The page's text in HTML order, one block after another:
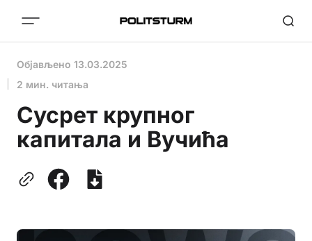
Објављено 13.03.2025
2 мин. читања
Сусрет крупног
капитала и Вучића